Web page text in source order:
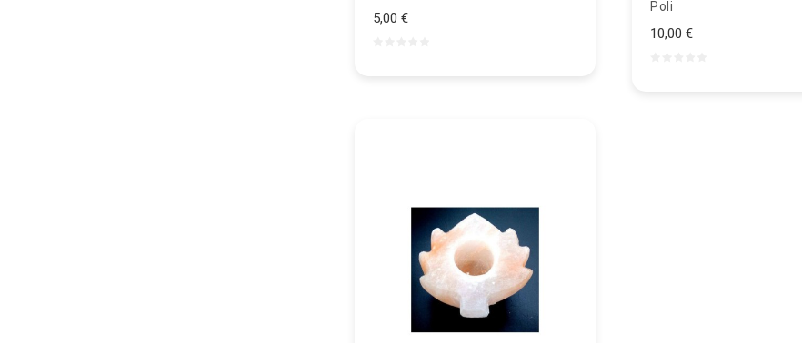
5,00 €
Poli
10,00 €